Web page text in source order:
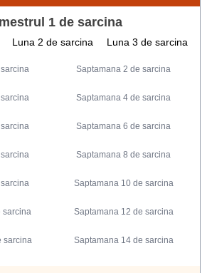
1 de sarcina
Luna 2 de sarcina Luna 3 de sarcina
Saptamana 2 de sarcina
Saptamana 4 de sarcina
Saptamana 6 de sarcina
Saptamana 8 de sarcina
Saptamana 10 de sarcina
sarcina Saptamana 12 de sarcina
sarcina Saptamana 14 de sarcina